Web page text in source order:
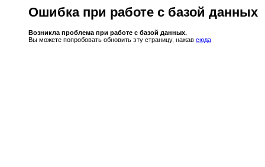
Ошибка при работе с базой данных
Возникла проблема при работе с базой данных.
Вы можете попробовать обновить эту страницу, нажав сюда